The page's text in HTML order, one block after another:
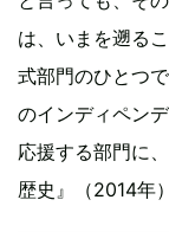
は、いまを遡る
式部門のひとつ
のインディペン
応援する部門に
歴史』（2014年